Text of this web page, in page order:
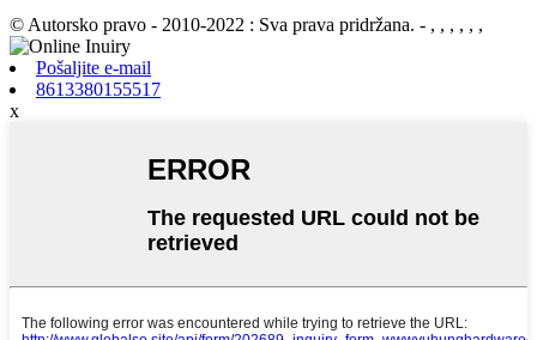
© Autorsko pravo - 2010-2022 : Sva prava pridržana. - , , , , , ,
Pošaljite e-mail
8613380155517
x